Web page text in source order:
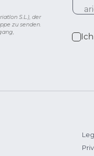
S.L.), der
zu senden.